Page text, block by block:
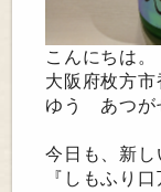
こんにちは。
大阪府枚方
ゆう あつが
今日も、新し
『しもふり